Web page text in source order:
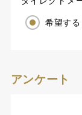
希望する
アンケート